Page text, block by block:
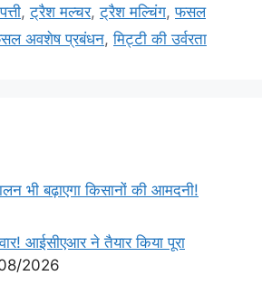
,ट्रैश मल्चर,ट्रैश मल्चिंग,फसल
अवशेष प्रबंधन,मिट्टी की उर्वरता
भी बढ़ाएगा किसानों की आमदनी!
आईसीएआर ने तैयार किया पूरा
2026